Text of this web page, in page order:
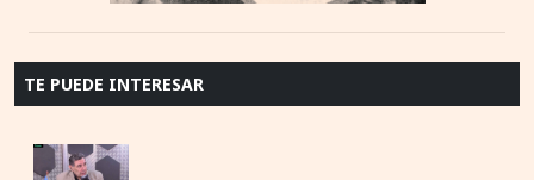
TE PUEDE INTERESAR